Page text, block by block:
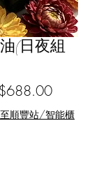
(日夜組
促
銷
順豐站/智能櫃